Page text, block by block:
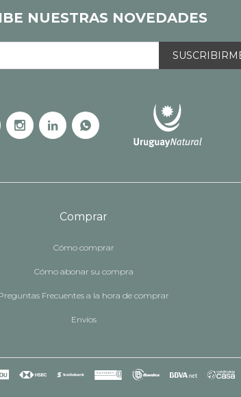
Comprar
Cómo comprar
Cómo abonar su compra
Frecuentes a la hora de comprar
Envíos
NUESTRAS NOVEDADES
  